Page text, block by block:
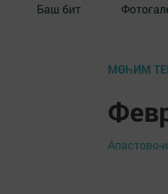
Баш бит
МӨҺИМ
Апастово-